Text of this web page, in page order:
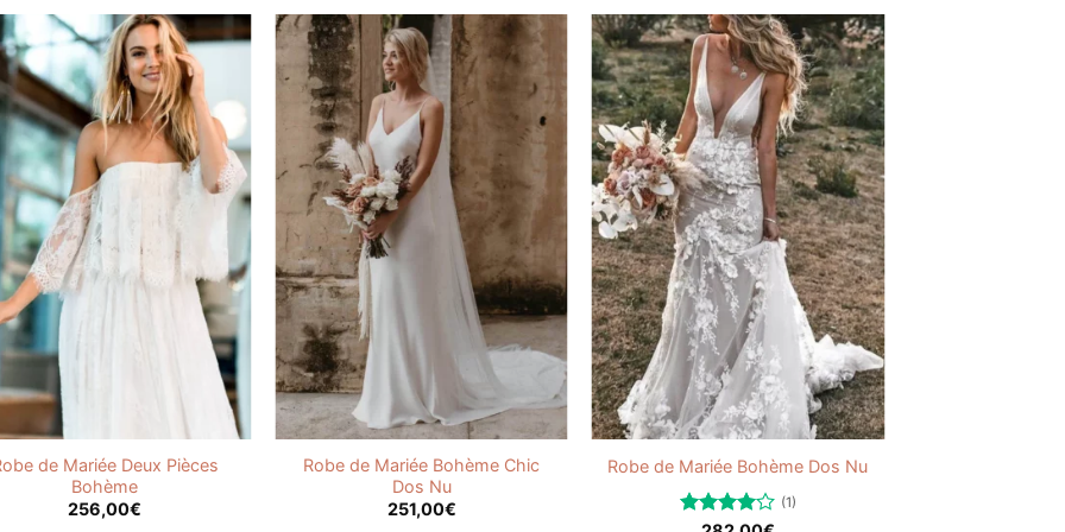
de Mariée Deux Pièces
Bohème
256,00€
Robe de Mariée Bohème Chic
Dos Nu
251,00€
Robe de Mariée Bohème Dos Nu
(1)